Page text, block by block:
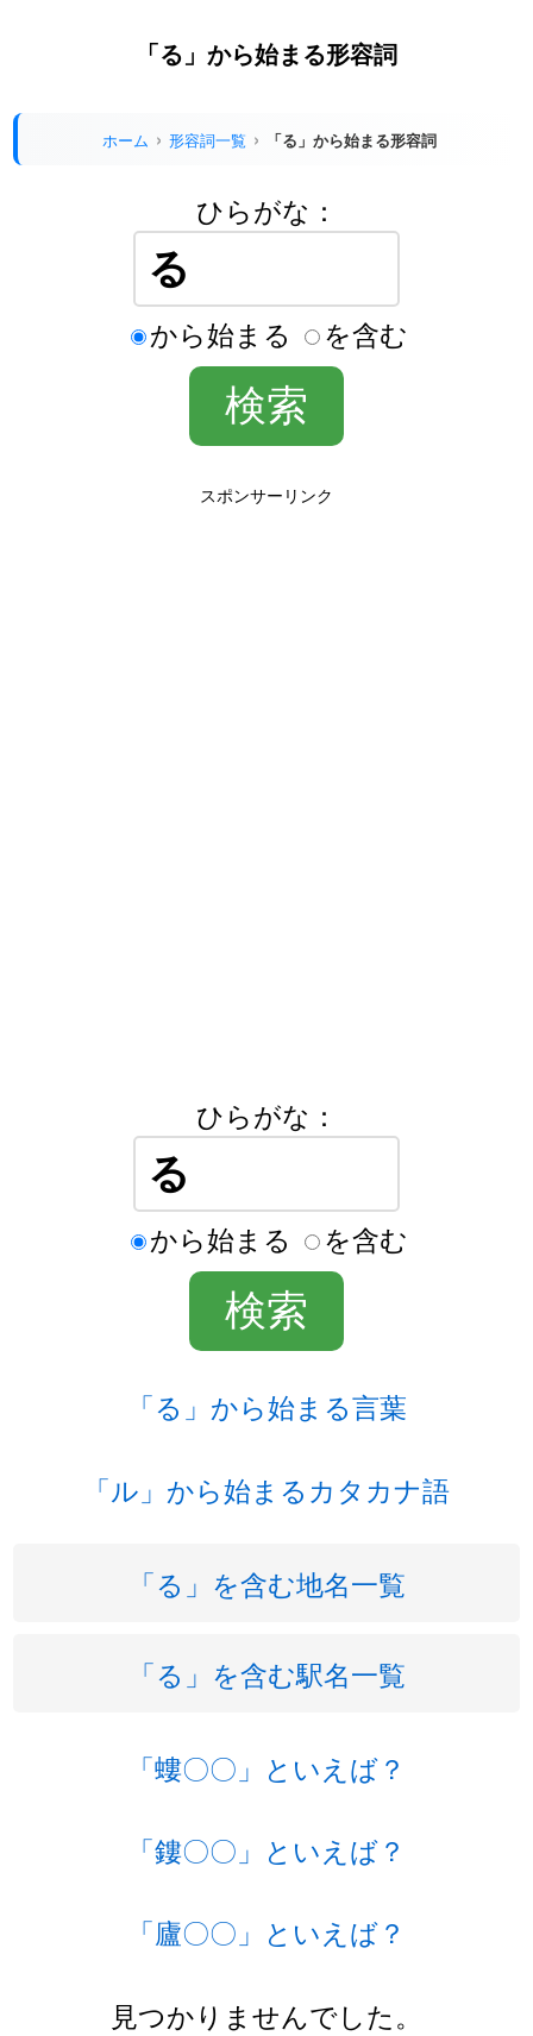
「る」から始まる形容詞
ホーム 形容詞一覧 「る」から始まる形容詞
ひらがな：
から始まる を含む
スポンサーリンク
ひらがな：
から始まる を含む
「る」から始まる言葉
「ル」から始まるカタカナ語
「る」を含む地名一覧
「る」を含む駅名一覧
「螻〇〇」といえば？
「鏤〇〇」といえば？
「廬〇〇」といえば？
見つかりませんでした。